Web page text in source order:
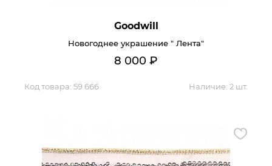
Goodwill
Новогоднее украшение " Лента"
8 000 ₽
Код товара: 59 666 Наличие: 2 шт.